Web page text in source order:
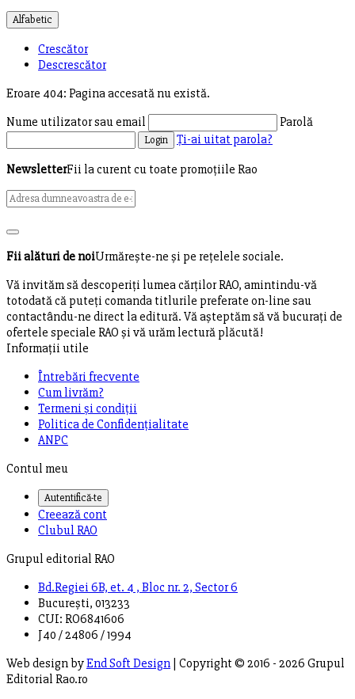
Alfabetic
Crescător
Descrescător
Eroare 404: Pagina accesată nu există.
Nume utilizator sau email
Parolă
Login
Ți-ai uitat parola?
NewsletterFii la curent cu toate promoțiile Rao
Fii alături de noiUrmărește-ne și pe rețelele sociale.
Vă invităm să descoperiţi lumea cărţilor RAO, amintindu-vă
totodată că puteţi comanda titlurile preferate on-line sau
contactându-ne direct la editură. Vă aşteptăm să vă bucuraţi de
ofertele speciale RAO şi vă urăm lectură plăcută!
Informații utile
Întrebări frecvente
Cum livrăm?
Termeni și condiții
Politica de Confidențialitate
ANPC
Contul meu
Autentifică-te
Creează cont
Clubul RAO
Grupul editorial RAO
Bd.Regiei 6B, et. 4 , Bloc nr. 2, Sector 6
București, 013233
CUI: RO6841606
J40 / 24806 / 1994
Web design byEnd Soft Design | Copyright © 2016 - 2026 Grupul
Editorial Rao.ro